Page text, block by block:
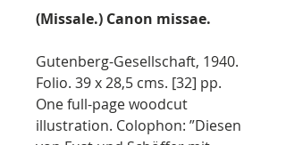
(Missale.) Canon missae.
Gutenberg-Gesellschaft, 1940.
Folio. 39 x 28,5 cms. [32] pp.
One full-page woodcut
illustration. Colophon: ”Diesen